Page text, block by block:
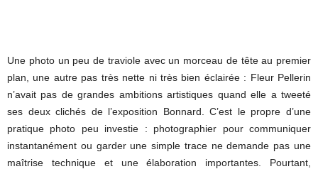
Une photo un peu de traviole avec un morceau de tête au premier
plan, une autre pas très nette ni très bien éclairée : Fleur Pellerin
n’avait pas de grandes ambitions artistiques quand elle a tweeté
ses deux clichés de l’exposition Bonnard. C’est le propre d’une
pratique photo peu investie : photographier pour communiquer
instantanément ou garder une simple trace ne demande pas une
maîtrise technique et une élaboration importantes. Pourtant,